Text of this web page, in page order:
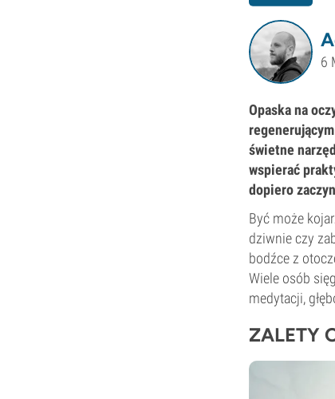
6
Opaska na
świetne
wspierać
dopiero
Być może
dziwnie czy
bodźce z
Wiele osób
medytacji,
ZALETY